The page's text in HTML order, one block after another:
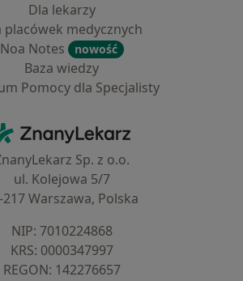
Dla lekarzy
placówek medycznych
Noa Notes
nowość
Baza wiedzy
Pomocy dla Specjalisty
ZnanyLekarz - Strona główna
Sp. z o.o.
ul. Kolejowa 5/7
217 Warszawa, Polska
NIP: ⁠7010224868
KRS: ⁠0000347997
REGON: ⁠142276657